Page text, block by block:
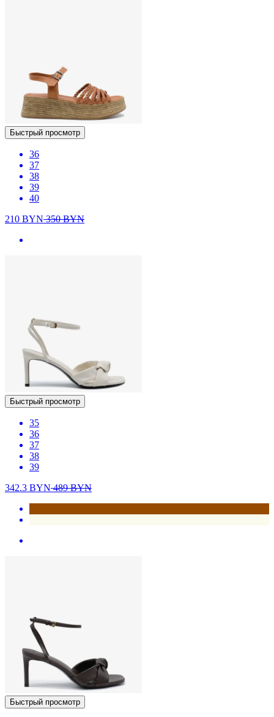
Быстрый просмотр
36
37
38
39
40
210 BYN350BYN
Быстрый просмотр
35
36
37
38
39
342.3 BYN489BYN
Быстрый просмотр